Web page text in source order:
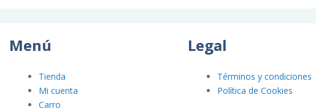
Menú
Tienda
Mi cuenta
Carro
Legal
Términos y condiciones
Política de Cookies